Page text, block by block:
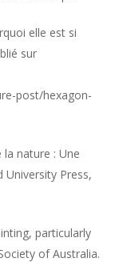
elle est si
sur
post/hexagon-
nature : Une
Press,
particularly
of Australia.